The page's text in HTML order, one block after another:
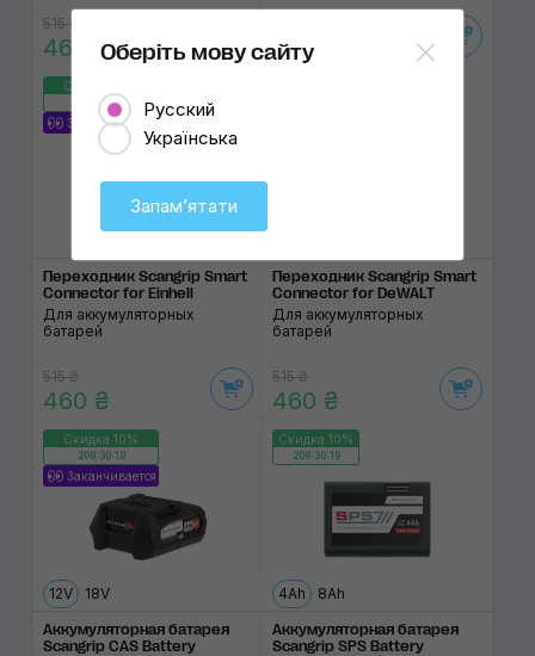
515 ₴
460 ₴ 460 ₴
Скидка 10%
209:30:19
Заканчивается
Переходник Scangrip Smart
Connector for Einhell
Для аккумуляторных
батарей
515 ₴
460 ₴
Переходник Scangrip Smart
Connector for DeWALT
Для аккумуляторных
батарей
515 ₴
460 ₴
Скидка 10%
209:30:19
Заканчивается
12V 18V
Аккумуляторная батарея
Scangrip CAS Battery
Скидка 10%
209:30:19
4Ah 8Ah
Аккумуляторная батарея
Scangrip SPS Battery
Оберіть мову сайту
Русский
Українська
Запамʼятати